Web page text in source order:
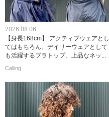
2026.08.06
【身長168cm】 アクティブウェアとし
てはもちろん、デイリーウェアとして
も活躍するブラトップ。上品なネッ...
Calling